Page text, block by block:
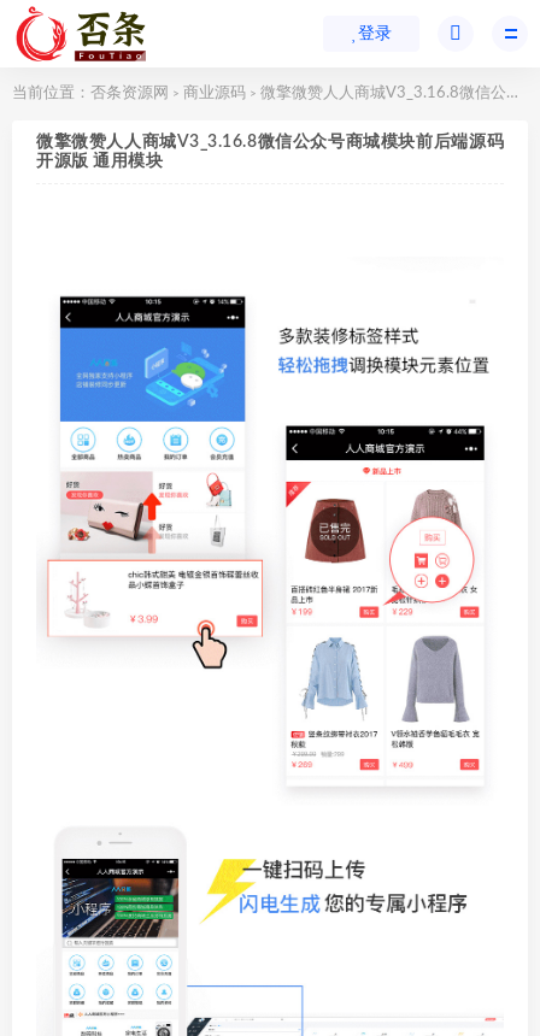
登录
当前位置： 否条资源网 > 商业源码 > 微擎微赞人人商城V3_3.16.8微信公众号商城模块前后端源码开源版 通用模块
微擎微赞人人商城V3_3.16.8微信公众号商城模块前后端源码
开源版 通用模块